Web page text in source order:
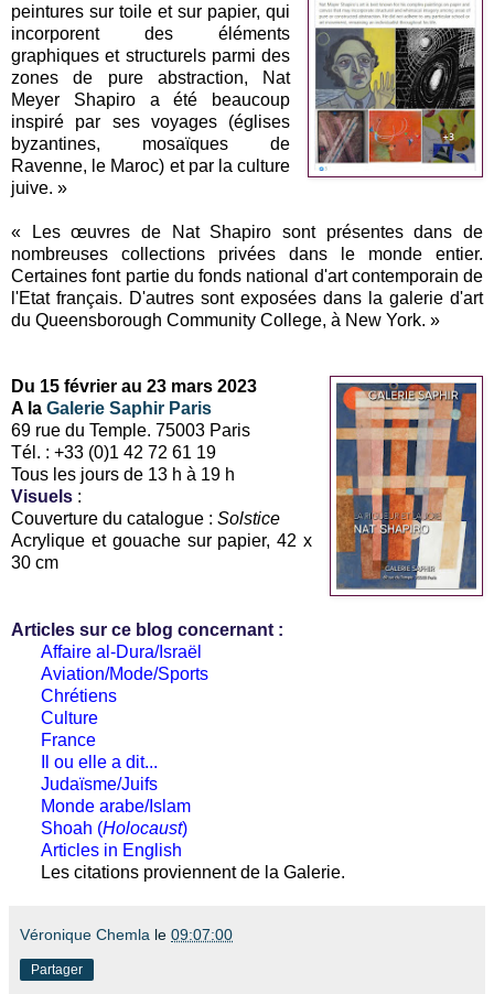
peintures sur toile et sur papier, qui
incorporent des éléments
graphiques et structurels parmi des
zones de pure abstraction, Nat
Meyer Shapiro a été beaucoup
inspiré par ses voyages (églises
byzantines, mosaïques de
Ravenne, le Maroc) et par la culture
juive. »
« Les œuvres de Nat Shapiro sont présentes dans de
nombreuses collections privées dans le monde entier.
Certaines font partie du fonds national d'art contemporain de
l'Etat français. D'autres sont exposées dans la galerie d'art
du Queensborough Community College, à New York. »
Du 15 février au 23 mars 2023
A la Galerie Saphir Paris
69 rue du Temple. 75003 Paris
Tél. : +33 (0)1 42 72 61 19
Tous les jours de 13 h à 19 h
Visuels :
Couverture du catalogue : Solstice
Acrylique et gouache sur papier, 42 x
30 cm
Articles sur ce blog concernant :
Affaire al-Dura/Israël
Aviation/Mode/Sports
Chrétiens
Culture
France
Il ou elle a dit...
Judaïsme/Juifs
Monde arabe/Islam
Shoah (Holocaust)
Articles in English
Les citations proviennent de la Galerie.
Véronique Chemla le 09:07:00
Partager